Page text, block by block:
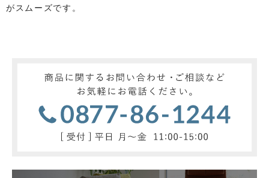
がスムーズです。